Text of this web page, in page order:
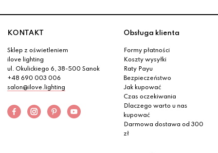
KONTAKT
Sklep z oświetleniem
ilove lighting
ul. Okulickiego 6, 38-500 Sanok
+48 690 003 006
salon@ilove.lighting
Obsługa klienta
Formy płatności
Koszty wysyłki
Raty Payu
Bezpieczeństwo
Jak kupować
Czas oczekiwania
Dlaczego warto u nas
kupować
Darmowa dostawa od 300
zł